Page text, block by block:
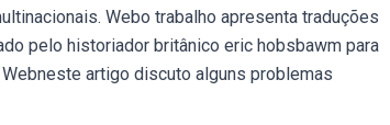
Webo trabalho apresenta traduções
pelo historiador britânico eric hobsbawm para
artigo discuto alguns problemas